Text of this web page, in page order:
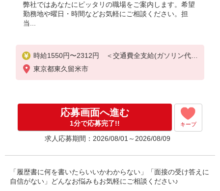
弊社ではあなたにピッタリの職場をご案内します。希望
勤務地や曜日・時間などお気軽にご相談ください。担
当...
時給1550円〜2312円 ＜交通費全支給(ガソリン代含
む)＞
東京都東久留米市
応募画面へ進む
1分で応募完了!! キープ
求人応募期間：2026/08/01～2026/08/09
「履歴書に何を書いたらいいかわからない」「面接の受け答えに
自信がない」どんなお悩みもお気軽にご相談ください♪